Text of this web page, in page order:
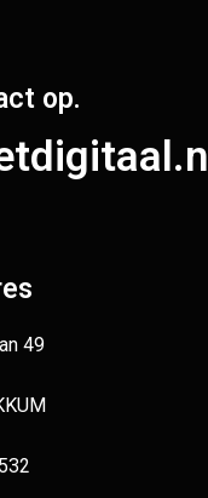
op.
49